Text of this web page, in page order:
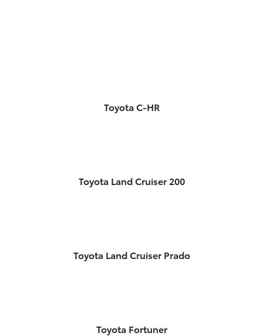
Toyota C-HR
Toyota Land Cruiser 200
Toyota Land Cruiser Prado
Toyota Fortuner